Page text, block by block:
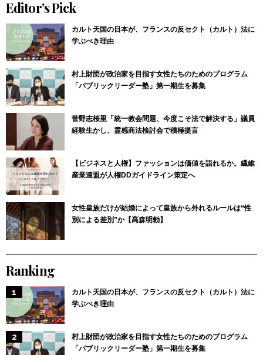
Editor’s Pick
カルト天国の日本が、フランスの反セクト（カルト）法に
学ぶべき理由
村上財団が政治家を目指す女性たちのためのプログラム
「パブリックリーダー塾」第一期生を募集
菅野志桜里「統一教会問題、今度こそ法で解決する」議員
経験生かし、霊感商法検討会で積極提言
【ビジネスと人権】ファッションは価値を語れるか。繊維
産業連盟が人権DDガイドライン策定へ
女性皇族だけが結婚によって皇族から外れるルールは“性
別による差別”か【高森明勅】
Ranking
カルト天国の日本が、フランスの反セクト（カルト）法に
学ぶべき理由
村上財団が政治家を目指す女性たちのためのプログラム
「パブリックリーダー塾」第一期生を募集